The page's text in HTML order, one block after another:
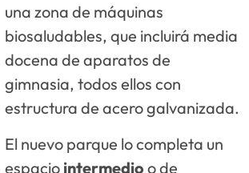
una zona de máquinas
biosaludables, que incluirá media
docena de aparatos de
gimnasia, todos ellos con
estructura de acero galvanizada.
El nuevo parque lo completa un
espacio intermedio o de